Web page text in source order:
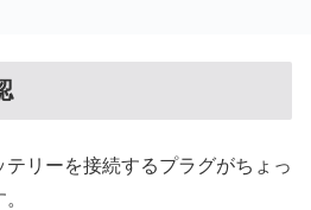
リーを接続するプラグがちょっ